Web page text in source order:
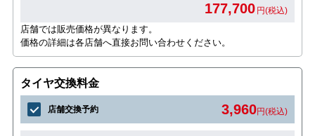
177,700 円(税込)
店舗では販売価格が異なります。
価格の詳細は各店舗へ直接お問い合わせください。
タイヤ交換料金
店舗交換予約 3,960円(税込)